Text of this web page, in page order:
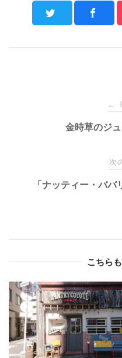
navigation
←
金時草のジ
次
「ナッティー・バ
こちら